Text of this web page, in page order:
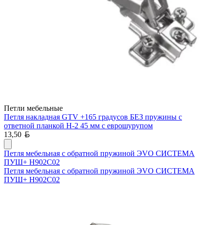
Петли мебельные
Петля накладная GTV +165 градусов БЕЗ пружины с
ответной планкой H-2 45 мм с еврошурупом
13,50
Петля мебельная с обратной пружиной ЭVO СИСТЕМА
ПУШ+ H902C02
Петля мебельная с обратной пружиной ЭVO СИСТЕМА
ПУШ+ H902C02